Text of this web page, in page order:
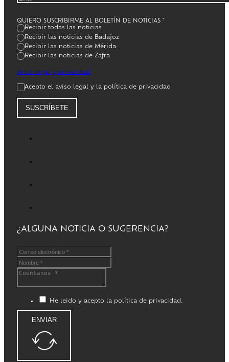
QUIERO SUSCRIBIRME AL BOLETÍN DE NOTICIAS
Recibir todas las noticias
Recibir las noticias de Badajoz
Recibir las noticias de Mérida
Recibir las noticias de Zafra
Aviso legal y privacidad
Acepto el aviso legal y la política de privacidad
SUSCRÍBETE
¿ALGUNA NOTICIA O SUGERENCIA?
He leido y acepto la política de privacidad.
ENVIAR